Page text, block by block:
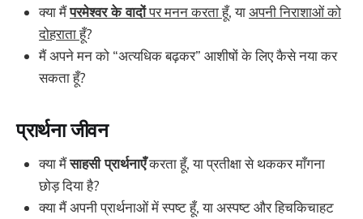
क्या मैंपरमेश्वर के वादोंपर मनन करता हूँ, याअपनी निराशाओं को
दोहराता हूँ?
मैं अपने मन को “अत्यधिक बढ़कर” आशीषों के लिए कैसे नया कर
सकता हूँ?
प्रार्थना जीवन
क्या मैंसाहसी प्रार्थनाएँकरता हूँ, या प्रतीक्षा से थककर माँगना
छोड़ दिया है?
क्या मैं अपनी प्रार्थनाओं में स्पष्ट हूँ, या अस्पष्ट और हिचकिचाहट